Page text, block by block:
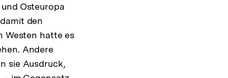
Osteuropa
den
Westen hatte es
Andere
sie Ausdruck,